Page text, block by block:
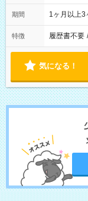
期間 1ヶ月以上3
特徴 履歴書不要 /
気になる！